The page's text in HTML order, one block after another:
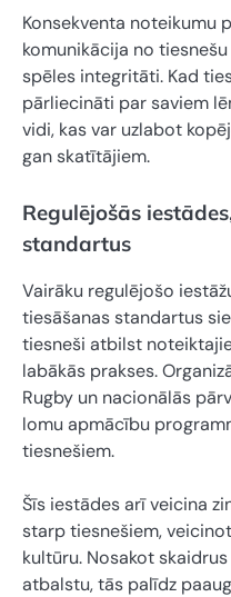
Konsekventa noteikumu
komunikācija no
spēles integritāti. Kad
pārliecināti par saviem
vidi, kas var uzlabot
gan skatītājiem.
Regulējošās
standartus
Vairāku regulējošo
tiesāšanas standartus
tiesneši atbilst
labākās prakses.
Rugby un nacionālās
lomu apmācību
tiesnešiem.
Šīs iestādes arī veicina
starp tiesnešiem,
kultūru. Nosakot
atbalstu, tās palīdz